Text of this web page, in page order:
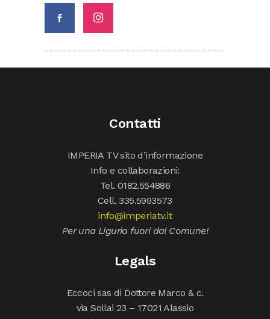
Contatti
IMPERIA TV sito d’informazione
Info e collaborazioni:
Tel. 0182.554886
Cell. 335.5993573
info@imperiatv.it
Per una Liguria fuori dal Comune!
Legals
Eccoci sas di Dottore Marco & c.
via Sollai 23 – 17021 Alassio